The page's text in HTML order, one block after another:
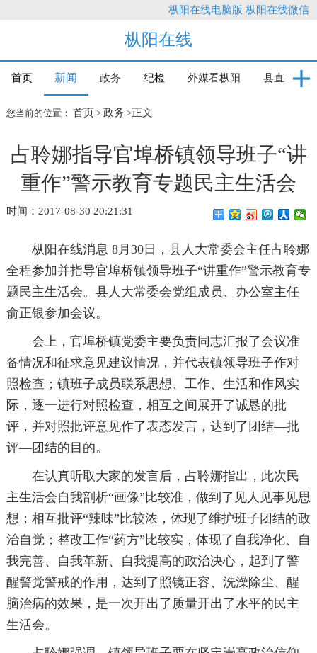
枞阳在线电脑版 枞阳在线微信
枞阳在线
首页 新闻 政务 纪检 外媒看枞阳 县直
您当前的位置： 首页 > 政务 >正文
占聆娜指导官埠桥镇领导班子“讲
重作”警示教育专题民主生活会
时间：2017-08-30 20:21:31
枞阳在线消息 8月30日，县人大常委会主任占聆娜
全程参加并指导官埠桥镇领导班子“讲重作”警示教育专
题民主生活会。县人大常委会党组成员、办公室主任
俞正银参加会议。
会上，官埠桥镇党委主要负责同志汇报了会议准
备情况和征求意见建议情况，并代表镇领导班子作对
照检查；镇班子成员联系思想、工作、生活和作风实
际，逐一进行对照检查，相互之间展开了诚恳的批
评，并对照批评意见作了表态发言，达到了团结—批
评—团结的目的。
在认真听取大家的发言后，占聆娜指出，此次民
主生活会自我剖析“画像”比较准，做到了见人见事见思
想；相互批评“辣味”比较浓，体现了维护班子团结的政
治自觉；整改工作“药方”比较实，体现了自我净化、自
我完善、自我革新、自我提高的政治决心，起到了警
醒警觉警戒的作用，达到了照镜正容、洗澡除尘、醒
脑治病的效果，是一次开出了质量开出了水平的民主
生活会。